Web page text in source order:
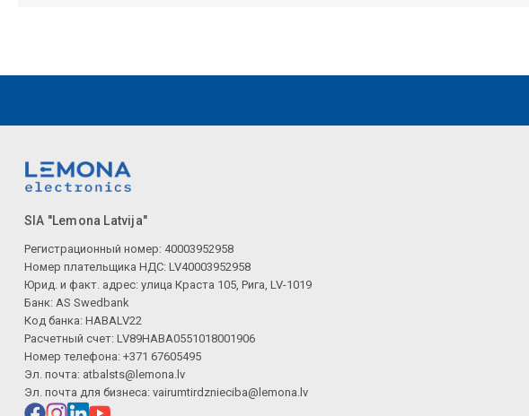
SIA "Lemona Latvija"
Регистрационный номер: 40003952958
Номер плательщика НДС: LV40003952958
Юрид. и факт. адрес: улица Краста 105, Рига, LV-1019
Банк: AS Swedbank
Код банка: HABALV22
Расчетный счет: LV89HABA0551018001906
Номер телефона: +371 67605495
Эл. почта: atbalsts@lemona.lv
Эл. почта для бизнеса: vairumtirdznieciba@lemona.lv